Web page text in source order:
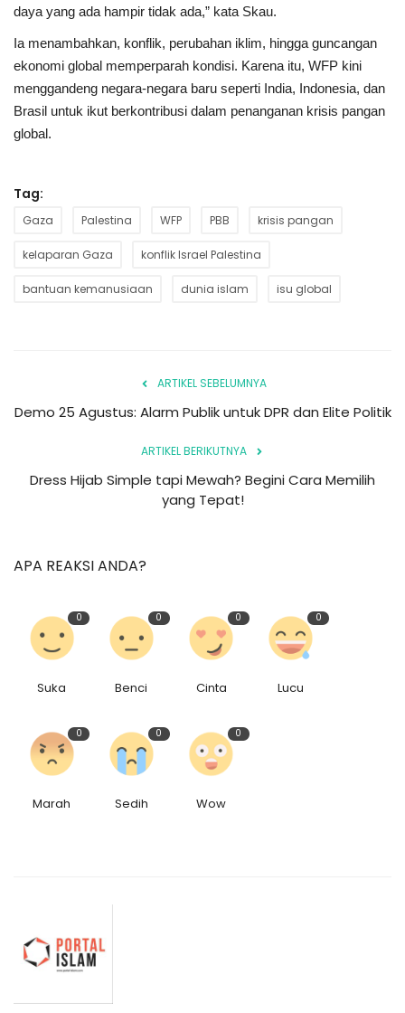
daya yang ada hampir tidak ada,” kata Skau.
Ia menambahkan, konflik, perubahan iklim, hingga guncangan
ekonomi global memperparah kondisi. Karena itu, WFP kini
menggandeng negara-negara baru seperti India, Indonesia, dan
Brasil untuk ikut berkontribusi dalam penanganan krisis pangan
global.
Tag:
Gaza Palestina WFP PBB krisis pangan
kelaparan Gaza konflik Israel Palestina
bantuan kemanusiaan dunia islam isu global
ARTIKEL SEBELUMNYA
Demo 25 Agustus: Alarm Publik untuk DPR dan Elite Politik
ARTIKEL BERIKUTNYA
Dress Hijab Simple tapi Mewah? Begini Cara Memilih
yang Tepat!
APA REAKSI ANDA?
0
Suka
0
Benci
0
Cinta
0
Lucu
0
Marah
0
Sedih
0
Wow